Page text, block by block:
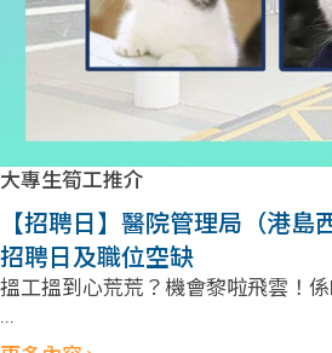
大專生筍工推介
【招聘日】醫院管理局（港島
招聘日及職位空缺
搵工搵到心荒荒？機會黎啦飛雲！
...